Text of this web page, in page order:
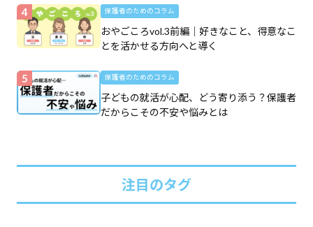
保護者のためのコラム
おやごころvol.3前編｜好きなこと、得意なこ
とを活かせる方向へと導く
保護者のためのコラム
子どもの就活が心配、どう寄り添う？保護者
だからこその不安や悩みとは
注目のタグ